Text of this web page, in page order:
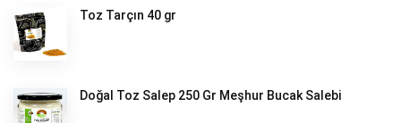
Toz Tarçın 40 gr
Doğal Toz Salep 250 Gr Meşhur Bucak Salebi